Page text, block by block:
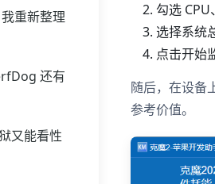
重新整理
还有
又能看性
勾选
选择系统
点击开始
随后，在设备
参考价值。